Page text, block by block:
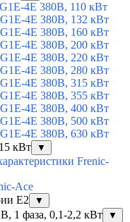
4E 380В, 110 кВт
4E 380В, 132 кВт
4E 380В, 160 кВт
4E 380В, 200 кВт
4E 380В, 220 кВт
4E 380В, 280 кВт
4E 380В, 315 кВт
4E 380В, 355 кВт
4E 380В, 400 кВт
4E 380В, 500 кВт
4E 380В, 630 кВт
кВт
▼
Frenic-
Ace
E2
▼
1 фаза, 0,1-2,2 кВт ▼